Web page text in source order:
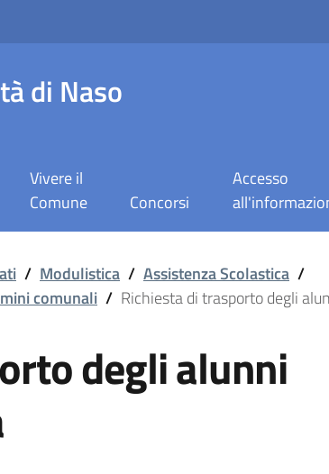
di Naso
Vivere il
Comune
Concorsi
Accesso
alunni con
/ Modulistica / Assistenza Scolastica /
comunali / Richiesta di trasporto degli
degli alunni